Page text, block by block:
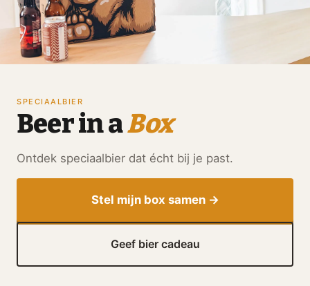
SPECIAALBIER
Beer in aBox
Ontdek speciaalbier dat écht bij je past.
Stel mijn box samen →
Geef bier cadeau